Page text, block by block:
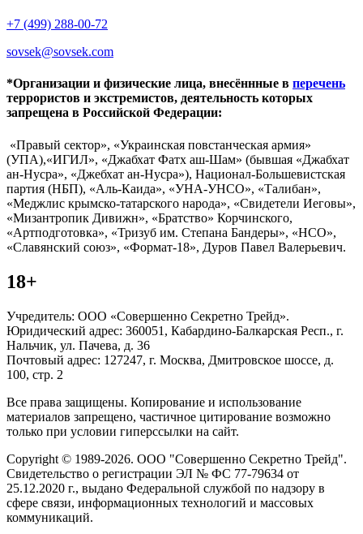
+7 (499) 288-00-72
sovsek@sovsek.com
*Организации и физические лица, внесённные в перечень
террористов и экстремистов, деятельность которых
запрещена в Российской Федерации:
«Правый сектор», «Украинская повстанческая армия»
(УПА),«ИГИЛ», «Джабхат Фатх аш-Шам» (бывшая «Джабхат
ан-Нусра», «Джебхат ан-Нусра»), Национал-Большевистская
партия (НБП), «Аль-Каида», «УНА-УНСО», «Талибан»,
«Меджлис крымско-татарского народа», «Свидетели Иеговы»,
«Мизантропик Дивижн», «Братство» Корчинского,
«Артподготовка», «Тризуб им. Степана Бандеры», «НСО»,
«Славянский союз», «Формат-18», Дуров Павел Валерьевич.
18+
Учредитель: ООО «Совершенно Секретно Трейд».
Юридический адрес: 360051, Кабардино-Балкарская Респ., г.
Нальчик, ул. Пачева, д. 36
Почтовый адрес: 127247, г. Москва, Дмитровское шоссе, д.
100, стр. 2
Все права защищены. Копирование и использование
материалов запрещено, частичное цитирование возможно
только при условии гиперссылки на сайт.
Copyright © 1989-2026. ООО "Совершенно Секретно Трейд".
Свидетельство о регистрации ЭЛ № ФС 77-79634 от
25.12.2020 г., выдано Федеральной службой по надзору в
сфере связи, информационных технологий и массовых
коммуникаций.